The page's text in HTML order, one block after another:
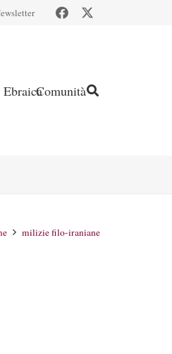
Comunità
milizie filo-iraniane